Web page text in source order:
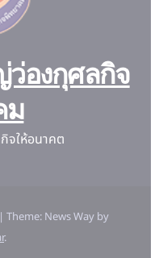
ว่องกุศลกิจ
ม
จให้อนาคต
| Theme: News Way by
.